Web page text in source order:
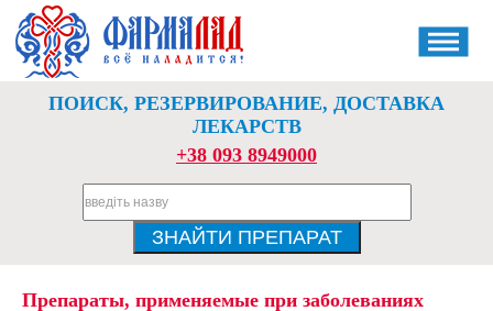
ПОИСК, РЕЗЕРВИРОВАНИЕ, ДОСТАВКА
ЛЕКАРСТВ
+38 093 8949000
Препараты, применяемые при заболеваниях